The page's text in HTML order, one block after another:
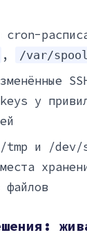
cron-
, /var/
у
tmp и /dev/
файлов